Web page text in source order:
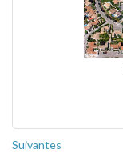
Suivantes